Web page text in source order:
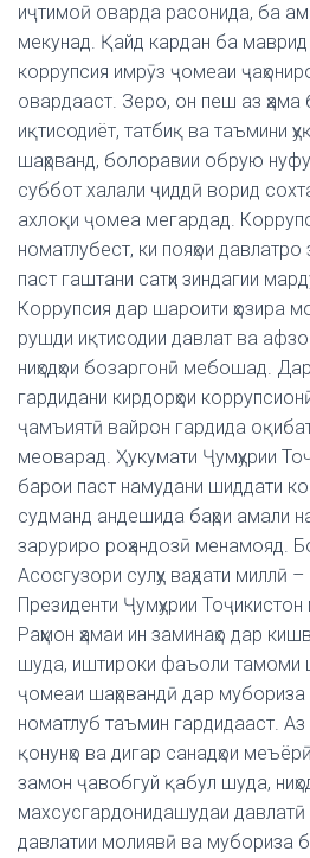
иҷтимоӣ оварда расонида, ба
мекунад. Қайд кардан ба
коррупсия имрӯз ҷомеаи
овардааст. Зеро, он пеш аз
иқтисодиёт, татбиқ ва таъмини
шаҳрванд, болоравии обрую
суббот халали ҷиддӣ ворид
ахлоқи ҷомеа мегардад.
номатлубест, ки пояҳои
паст гаштани сатҳи зиндагии
Коррупсия дар шароити ҳозира
рушди иқтисодии давлат ва
ниҳодҳои бозаргонӣ мебошад.
гардидани кирдорҳои
ҷамъиятӣ вайрон гардида
меоварад. Ҳукумати Ҷумҳурии
барои паст намудани шиддати
судманд андешида баҳри амали
заруриро роҳандозӣ менамояд.
Асосгузори сулҳу ваҳдати миллӣ
Президенти Ҷумҳурии
Раҳмон ҳамаи ин заминаҳо дар
шуда, иштироки фаъоли тамоми
ҷомеаи шаҳрвандӣ дар мубориза
номатлуб таъмин гардидааст.
қонунҳо ва дигар санадҳои
замон ҷавобгуй қабул шуда,
махсусгардонидашудаи давлатӣ
давлатии молиявӣ ва мубориза